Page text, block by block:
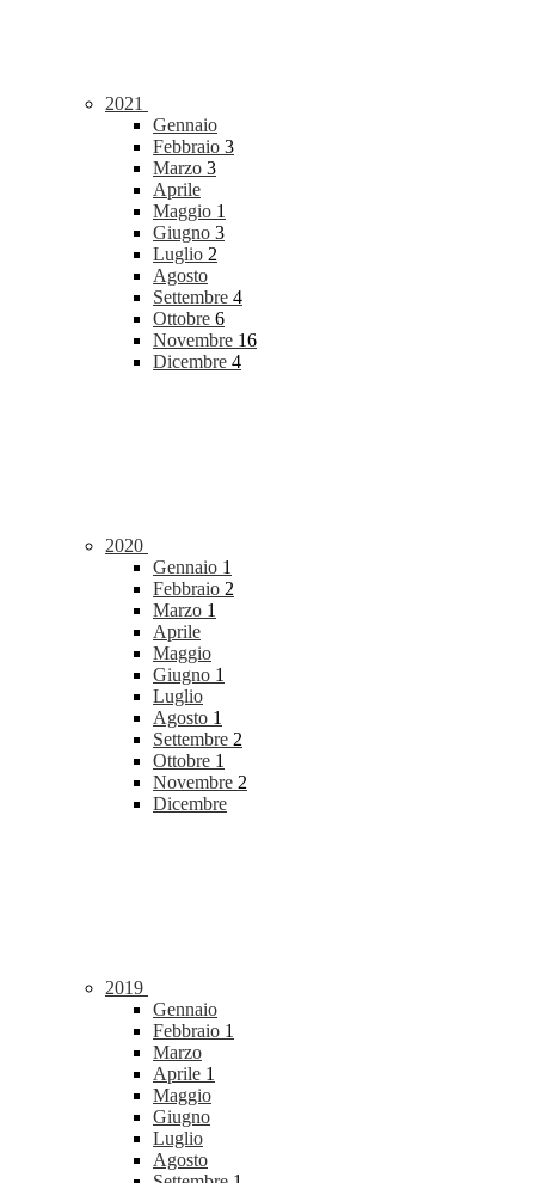
2021
Gennaio
Febbraio 3
Marzo 3
Aprile
Maggio 1
Giugno 3
Luglio 2
Agosto
Settembre 4
Ottobre 6
Novembre 16
Dicembre 4
2020
Gennaio 1
Febbraio 2
Marzo 1
Aprile
Maggio
Giugno 1
Luglio
Agosto 1
Settembre 2
Ottobre 1
Novembre 2
Dicembre
2019
Gennaio
Febbraio 1
Marzo
Aprile 1
Maggio
Giugno
Luglio
Agosto